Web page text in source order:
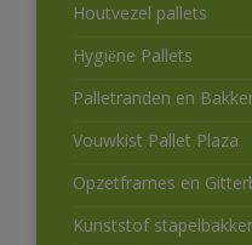
Houtvezel pallets
Hygiëne Pallets
Palletranden en
Vouwkist Pallet Plaza
Opzetframes en
Kunststof